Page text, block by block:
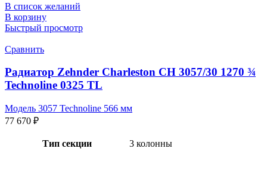
В список желаний
В корзину
Быстрый просмотр
Сравнить
Радиатор Zehnder Charleston CH 3057/30 1270 ¾
Technoline 0325 TL
Модель 3057 Technoline 566 мм
77 670 ₽
Тип секции 3 колонны